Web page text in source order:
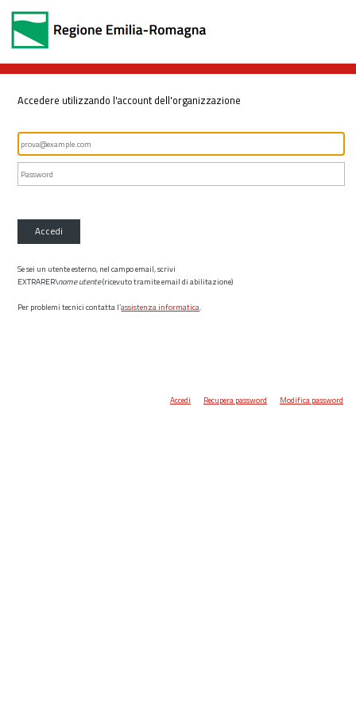
Accedere utilizzando l'account dell'organizzazione
Accedi
Se sei un utente esterno, nel campo email, scrivi
EXTRARER\nome utente(ricevuto tramite email di abilitazione)
Per problemi tecnici contatta l’assistenza informatica.
Accedi Recupera password Modifica password